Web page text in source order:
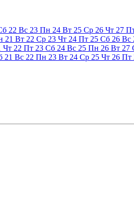
22 Вс 23 Пн 24 Вт 25 Ср 26 Чт 27
21 Вт 22 Ср 23 Чт 24 Пт 25 Сб 26 Вс
Чт 22 Пт 23 Сб 24 Вс 25 Пн 26 Вт 27
21 Вс 22 Пн 23 Вт 24 Ср 25 Чт 26 Пт